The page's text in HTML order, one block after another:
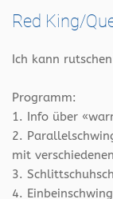
Red King/
Ich kann
Programm:
1. Info über
2.
mit
3.
4.